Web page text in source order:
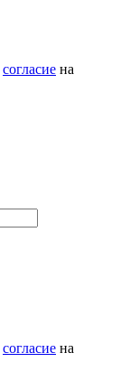
согласие на
согласие на